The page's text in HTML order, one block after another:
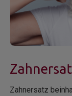
Zahnersatz